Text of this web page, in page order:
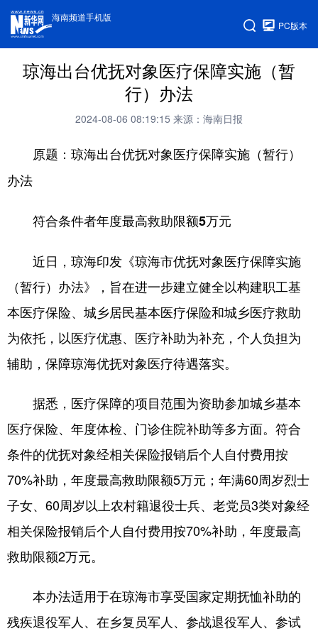
海南频道手机版
PC版本
琼海出台优抚对象医疗保障实施（暂
行）办法
2024-08-06 08:19:15 来源：海南日报
原题：琼海出台优抚对象医疗保障实施（暂行）
办法
符合条件者年度最高救助限额5万元
近日，琼海印发《琼海市优抚对象医疗保障实施
（暂行）办法》，旨在进一步建立健全以构建职工基
本医疗保险、城乡居民基本医疗保险和城乡医疗救助
为依托，以医疗优惠、医疗补助为补充，个人负担为
辅助，保障琼海优抚对象医疗待遇落实。
据悉，医疗保障的项目范围为资助参加城乡基本
医疗保险、年度体检、门诊住院补助等多方面。符合
条件的优抚对象经相关保险报销后个人自付费用按
70%补助，年度最高救助限额5万元；年满60周岁烈士
子女、60周岁以上农村籍退役士兵、老党员3类对象经
相关保险报销后个人自付费用按70%补助，年度最高
救助限额2万元。
本办法适用于在琼海市享受国家定期抚恤补助的
残疾退役军人、在乡复员军人、参战退役军人、参试